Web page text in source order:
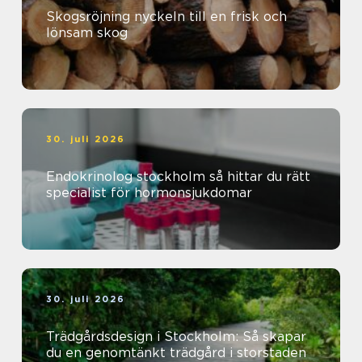
Skogsröjning nyckeln till en frisk och
lönsam skog
30. juli 2026
Endokrinolog stockholm så hittar du rätt
specialist för hormonsjukdomar
30. juli 2026
Trädgårdsdesign i Stockholm: Så skapar
du en genomtänkt trädgård i storstaden